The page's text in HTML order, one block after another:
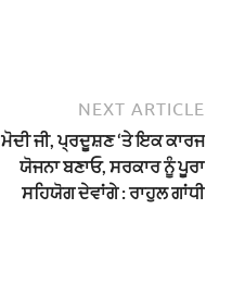
NEXT ARTICLE
ਮੋਦੀ ਜੀ, ਪ੍ਰਦੂਸ਼ਣ ‘ਤੇ ਇਕ ਕਾਰਜ
ਯੋਜਨਾ ਬਣਾਓ, ਸਰਕਾਰ ਨੂੰ ਪੂਰਾ
ਸਹਿਯੋਗ ਦੇਵਾਂਗੇ : ਰਾਹੁਲ ਗਾਂਧੀ